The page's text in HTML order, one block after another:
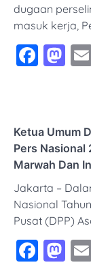
dugaan
masuk kerja,
Ketua Umum
Pers Nasional
Marwah Dan
Jakarta –
Nasional
Pusat (DPP)